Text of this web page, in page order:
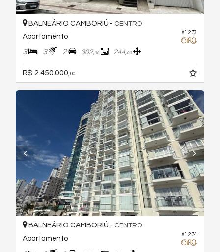
#1.273
BALNEÁRIO CAMBORIÚ - CENTRO
Apartamento
3 3 2 302,00 244,00
R$ 2.450.000, 00
#1.274
BALNEÁRIO CAMBORIÚ - CENTRO
Apartamento